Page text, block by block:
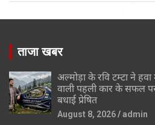
ताजा खबर
अल्मोड़ा के रवि टम्टा ने
वाली पहली कार के सफल
बधाई प्रेषित
August 8, 2026 admin